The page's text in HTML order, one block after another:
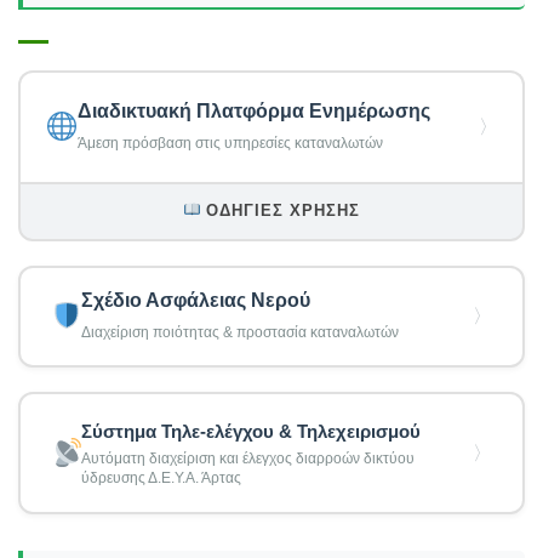
Διαδικτυακή Πλατφόρμα Ενημέρωσης
Άμεση πρόσβαση στις υπηρεσίες καταναλωτών
〉
ΟΔΗΓΊΕΣ ΧΡΉΣΗΣ
Σχέδιο Ασφάλειας Νερού
Διαχείριση ποιότητας & προστασία καταναλωτών
〉
Σύστημα Τηλε-ελέγχου & Τηλεχειρισμού
Αυτόματη διαχείριση και έλεγχος διαρροών δικτύου
ύδρευσης Δ.Ε.Υ.Α. Άρτας
〉